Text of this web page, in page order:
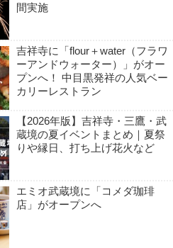
間実施
吉祥寺に「flour＋water（フラワ
ーアンドウォーター）」がオー
プンへ！ 中目黒発祥の人気ベー
カリーレストラン
【2026年版】吉祥寺・三鷹・武
蔵境の夏イベントまとめ｜夏祭
りや縁日、打ち上げ花火など
エミオ武蔵境に「コメダ珈琲
店」がオープンへ